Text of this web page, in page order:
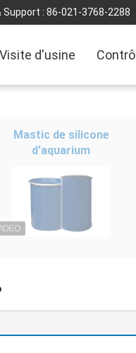
Support : 86-021-3768-2288
Visite d'usine
Mastic de silicone
d'aquarium